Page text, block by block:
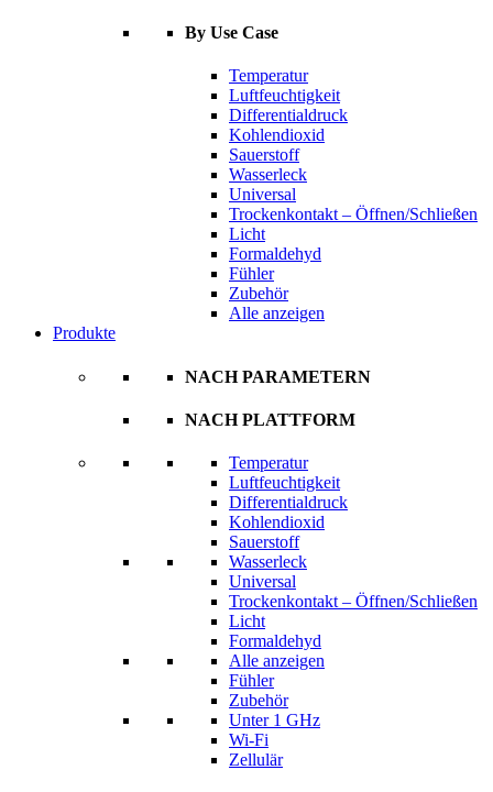
By Use Case
Temperatur
Luftfeuchtigkeit
Differentialdruck
Kohlendioxid
Sauerstoff
Wasserleck
Universal
Trockenkontakt – Öffnen/Schließen
Licht
Formaldehyd
Fühler
Zubehör
Alle anzeigen
Produkte
NACH PARAMETERN
NACH PLATTFORM
Temperatur
Luftfeuchtigkeit
Differentialdruck
Kohlendioxid
Sauerstoff
Wasserleck
Universal
Trockenkontakt – Öffnen/Schließen
Licht
Formaldehyd
Alle anzeigen
Fühler
Zubehör
Unter 1 GHz
Wi-Fi
Zellulär